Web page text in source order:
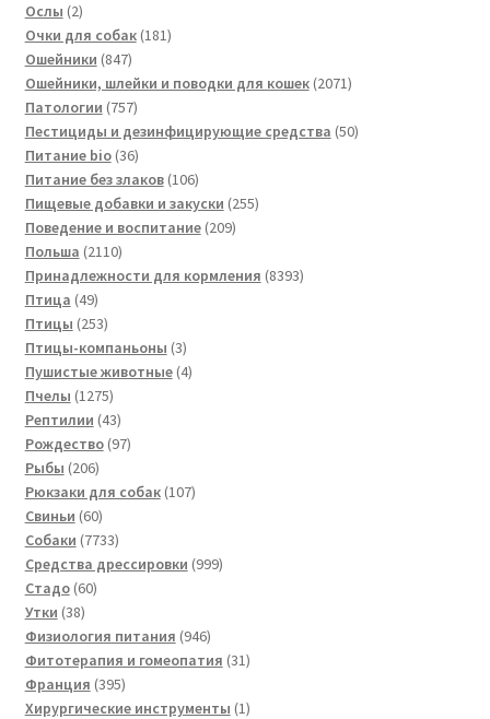
Ослы 22
товара
Очки для собак 181181
Ошейники 847847
товаров
Ошейники, шлейки и поводки для кошек 20712071
Патологии 757757
товаров
Пестициды и дезинфицирующие средства 5050
Питание bio 3636
товаров
Питание без злаков 106106
товаров
Пищевые добавки и закуски 255255
Поведение и воспитание 209209
Польша 21102110
товаров
Принадлежности для кормления 83938393
Птица 4949
товаров
Птицы 253253
товара
Птицы-компаньоны 33
товара
Пушистые животные 44
Пчелы 12751275
товаров
Рептилии 4343
товара
Рождество 9797
Рыбы 206206
товаров
Рюкзаки для собак 107107
Свиньи 6060
товаров
Собаки 77337733
товара
Средства дрессировки 999999
Стадо 6060
Утки 3838
товаров
Физиология питания 946946
товаров
Фитотерапия и гомеопатия 3131
Франция 395395
товаров
Хирургические инструменты 11